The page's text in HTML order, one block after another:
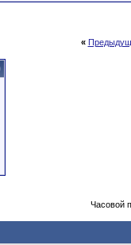
«
Часовой